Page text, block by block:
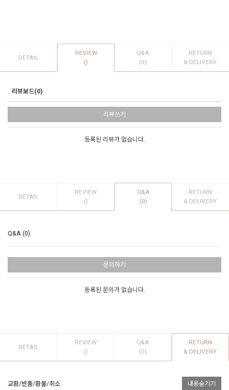
DETAIL
REVIEW
()
Q&A
(0)
RETURN
& DELIVERY
리뷰보드(0)
리뷰쓰기
등록된 리뷰가 없습니다.
DETAIL
REVIEW
()
Q&A
(0)
RETURN
& DELIVERY
Q&A (0)
문의하기
등록된 문의가 없습니다.
DETAIL
REVIEW
()
Q&A
(0)
RETURN
& DELIVERY
교환/반품/환불/취소 내용숨기기